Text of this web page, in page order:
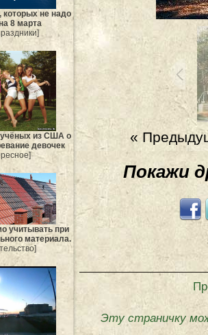
которых не надо
8 марта
из США о
девочек
учитывать при
материала.
«
Покажи
Эту страничку